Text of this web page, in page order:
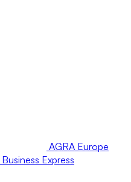
AGRA Europe
Business Express